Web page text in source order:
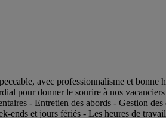
avec professionnalisme et bonne
pour donner le sourire à nos
- Entretien des abords - Gestion
ends et jours fériés - Les heures de